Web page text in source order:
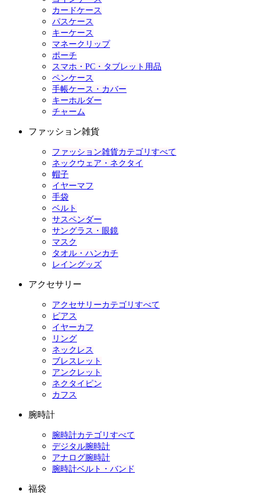
カードケース
パスケース
キーケース
マネークリップ
ポーチ
スマホ・PC・タブレット用品
ペンケース
手帳ケース・カバー
キーホルダー
チャーム
ファッション雑貨
ファッション雑貨カテゴリすべて
ネックウェア・ネクタイ
帽子
イヤーマフ
手袋
ベルト
サスペンダー
サングラス・眼鏡
マスク
タオル・ハンカチ
レイングッズ
アクセサリー
アクセサリーカテゴリすべて
ピアス
イヤーカフ
リング
ネックレス
ブレスレット
アンクレット
ネクタイピン
カフス
腕時計
腕時計カテゴリすべて
デジタル腕時計
アナログ腕時計
腕時計ベルト・バンド
福袋